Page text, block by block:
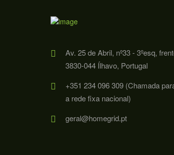
Av. 25 de Abril, nº33 - 3ºesq,
3830-044 Ílhavo, Portugal
+351 234 096 309 (Chamada
a rede fixa nacional)
geral@homegrid.pt